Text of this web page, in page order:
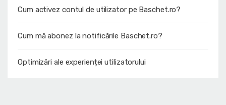
Cum activez contul de utilizator pe Baschet.ro?
Cum mă abonez la notificările Baschet.ro?
Optimizări ale experienței utilizatorului